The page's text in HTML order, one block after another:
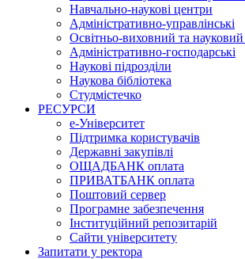
Навчально-наукові центри
Адміністративно-управлінські
Освітньо-виховний та
Адміністративно-господарські
Наукові підрозділи
Наукова бібліотека
Студмістечко
РЕСУРСИ
е-Університет
Підтримка користувачів
Державні закупівлі
ОЩАДБАНК оплата
ПРИВАТБАНК оплата
Поштовий сервер
Програмне забезпечення
Інституційний репозитарій
Сайти університету
Запитати у ректора